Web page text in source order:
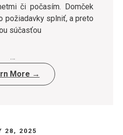
či počasím. Domček
požiadavky splniť, a preto
súčasťou
…
More →
28, 2025